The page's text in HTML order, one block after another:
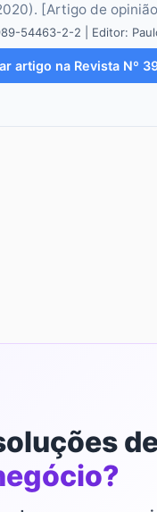
[Artigo de
54463-2-2 | Editor:
artigo na Revista Nº